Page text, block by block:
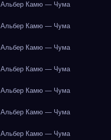
Альбер Камю — Чума
Альбер Камю — Чума
Альбер Камю — Чума
Альбер Камю — Чума
Альбер Камю — Чума
Альбер Камю — Чума
Альбер Камю — Чума